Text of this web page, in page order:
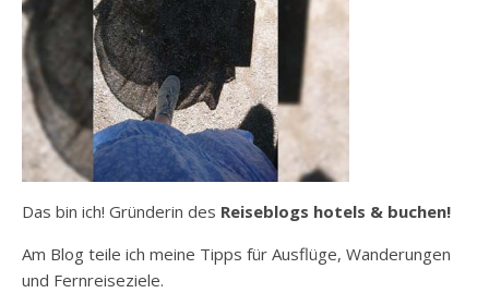
Das bin ich! Gründerin des Reiseblogs hotels & buchen!
Am Blog teile ich meine Tipps für Ausflüge, Wanderungen
und Fernreiseziele.